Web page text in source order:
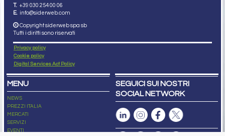
T. +39 030 254 00 06
E. info@siderweb.com
Copyright siderweb spa sb
Tutti i diritti sono riservati
Privacy policy
Cookie policy
Digital Services Act Policy
MENU
NEWS
PREZZI ITALIA
MERCATI
SERVIZI
EVENTI
SEGUICI SUI NOSTRI
SOCIAL NETWORK